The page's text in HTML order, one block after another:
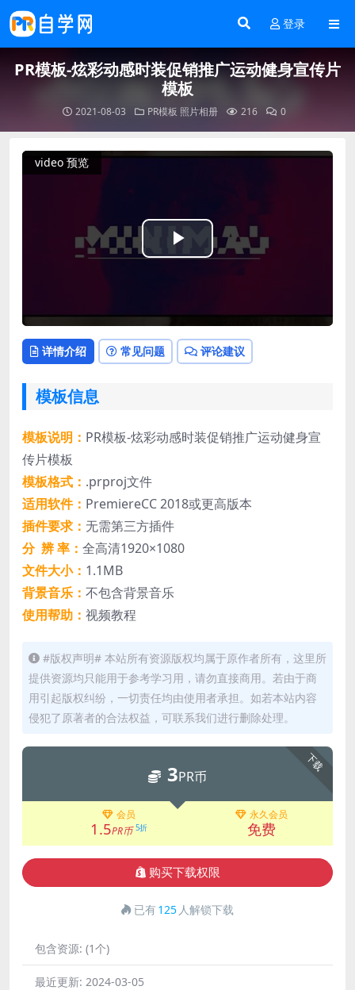
登录
PR模板-炫彩动感时装促销推广运动健身宣传片
模板
2021-08-03 PR模板 照片相册 216 0
video 预览
Play
详情介绍 常见问题 评论建议
模板信息
模板说明： PR模板-炫彩动感时装促销推广运动健身宣
传片模板
模板格式： .prproj文件
适用软件： PremiereCC 2018或更高版本
插件要求： 无需第三方插件
分 辨 率： 全高清1920×1080
文件大小： 1.1MB
背景音乐： 不包含背景音乐
使用帮助： 视频教程
#版权声明# 本站所有资源版权均属于原作者所有，这里所
提供资源均只能用于参考学习用，请勿直接商用。若由于商
用引起版权纠纷，一切责任均由使用者承担。如若本站内容
侵犯了原著者的合法权益，可联系我们进行删除处理。
下载
3PR币
会员
1.5PR币 5折
永久会员
免费
购买下载权限
已有125 人解锁下载
包含资源: (1个)
最近更新: 2024-03-05